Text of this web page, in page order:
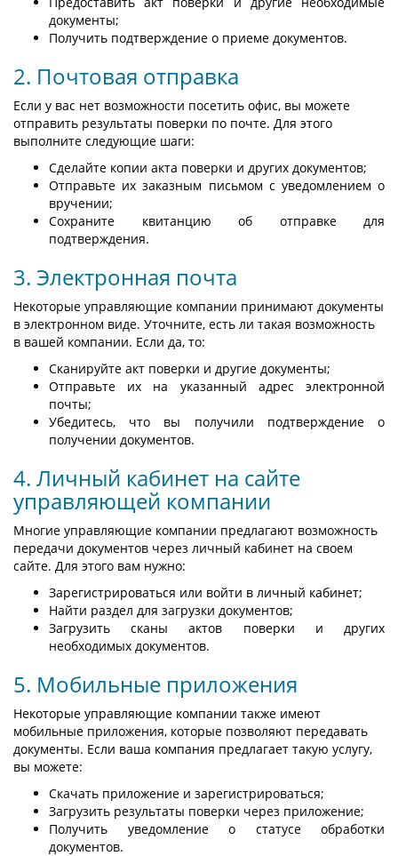
документы;
Получить подтверждение о приеме документов.
2. Почтовая отправка
Если у вас нет возможности посетить офис, вы можете
отправить результаты поверки по почте. Для этого
выполните следующие шаги:
Сделайте копии акта поверки и других документов;
Отправьте их заказным письмом с уведомлением о
вручении;
Сохраните квитанцию об отправке для
подтверждения.
3. Электронная почта
Некоторые управляющие компании принимают документы
в электронном виде. Уточните, есть ли такая возможность
в вашей компании. Если да, то:
Сканируйте акт поверки и другие документы;
Отправьте их на указанный адрес электронной
почты;
Убедитесь, что вы получили подтверждение о
получении документов.
4. Личный кабинет на сайте
управляющей компании
Многие управляющие компании предлагают возможность
передачи документов через личный кабинет на своем
сайте. Для этого вам нужно:
Зарегистрироваться или войти в личный кабинет;
Найти раздел для загрузки документов;
Загрузить сканы актов поверки и других
необходимых документов.
5. Мобильные приложения
Некоторые управляющие компании также имеют
мобильные приложения, которые позволяют передавать
документы. Если ваша компания предлагает такую услугу,
вы можете:
Скачать приложение и зарегистрироваться;
Загрузить результаты поверки через приложение;
Получить уведомление о статусе обработки
документов.